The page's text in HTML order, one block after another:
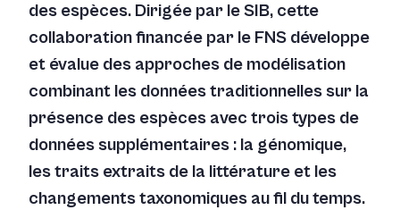
des espèces. Dirigée par le SIB, cette
collaboration financée par le FNS développe
et évalue des approches de modélisation
combinant les données traditionnelles sur la
présence des espèces avec trois types de
données supplémentaires : la génomique,
les traits extraits de la littérature et les
changements taxonomiques au fil du temps.